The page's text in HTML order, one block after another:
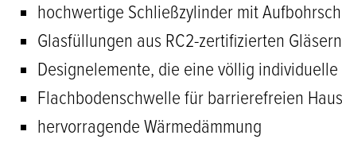
hochwertige Schließzylinder mit
Glasfüllungen aus RC2-zertifizierten
Designelemente, die eine völlig
Flachbodenschwelle für barrierefreien
hervorragende Wärmedämmung